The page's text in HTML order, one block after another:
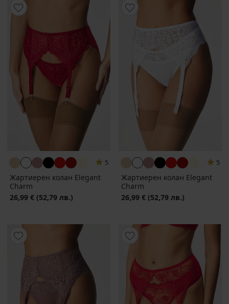
5
Жартиерен колан Elegant
Charm
26,99 € (52,79 лв.)
5
Жартиерен колан Elegant
Charm
26,99 € (52,79 лв.)